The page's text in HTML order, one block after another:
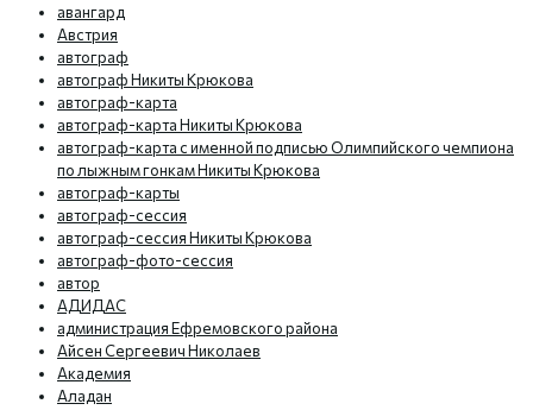
авангард
Австрия
автограф
автограф Никиты Крюкова
автограф-карта
автограф-карта Никиты Крюкова
автограф-карта с именной подписью Олимпийского чемпиона
по лыжным гонкам Никиты Крюкова
автограф-карты
автограф-сессия
автограф-сессия Никиты Крюкова
автограф-фото-сессия
автор
АДИДАС
администрация Ефремовского района
Айсен Сергеевич Николаев
Академия
Аладан